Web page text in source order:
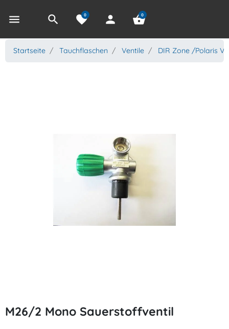
menu search favorite
0 person shopping_basket
0
Startseite Tauchflaschen Ventile DIR Zone /Polaris
M26/2 Mono Sauerstoffventil